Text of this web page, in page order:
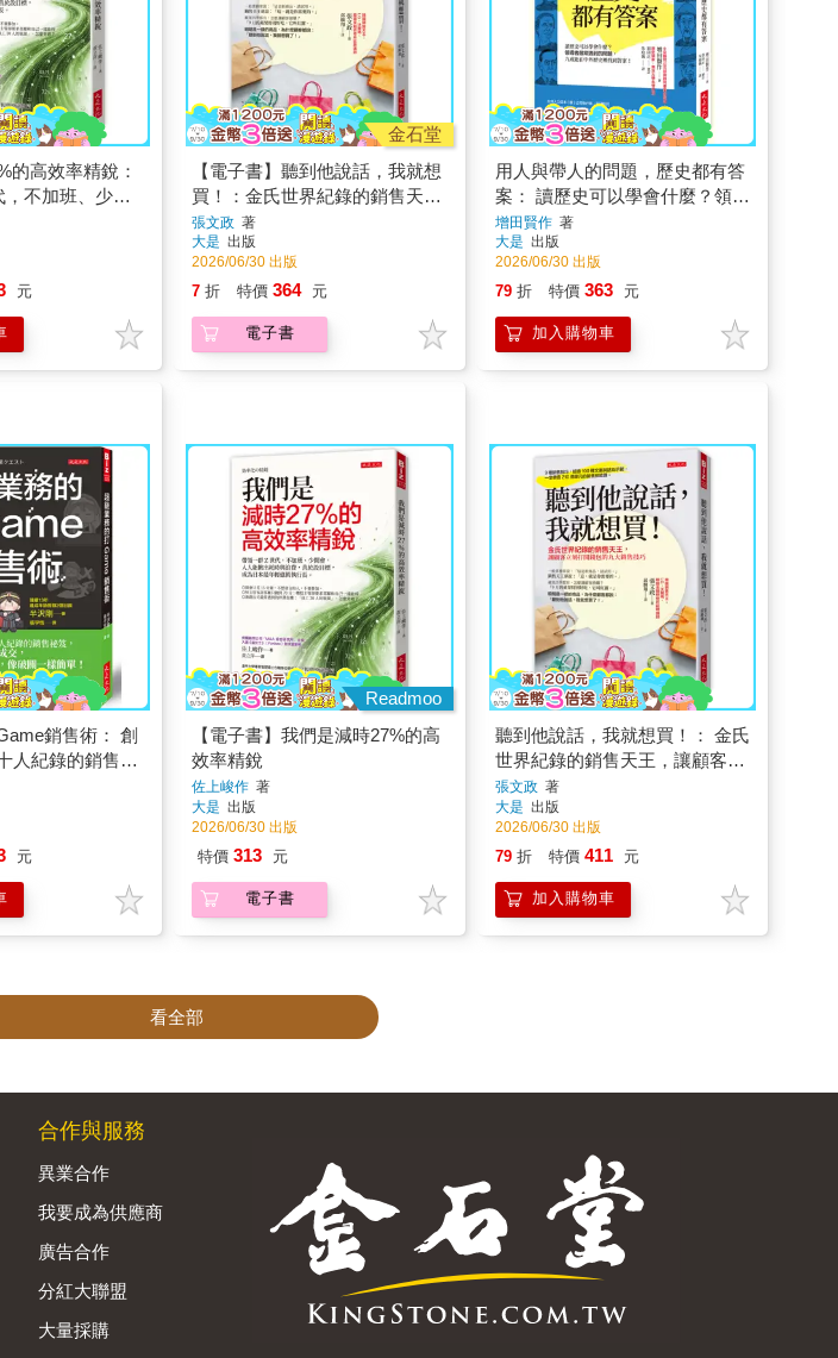
的高效率精銳：
不加班、少開
耗時與浪費，善
日本最年輕億萬
元
金石堂
【電子書】聽到他說話，我就想
買！：金氏世界紀錄的銷售天
王，讓顧客立刻打開錢包的九大
銷售技巧
張文政著
大是 出版
2026/06/30 出版
7 折 特價 364 元
電子書
用人與帶人的問題，歷史都有答
案： 讀歷史可以學會什麼？領導
者最常遇到的問題，九成能在中
外歷史裡找到答案！
增田賢作著
大是 出版
2026/06/30 出版
79 折 特價 363 元
加入購物車
銷售術： 創
人紀錄的銷售祕
導到成交，每一
破關一樣簡單！
元
Readmoo
【電子書】我們是減時27%的高
效率精銳
佐上峻作著
大是 出版
2026/06/30 出版
特價 313 元
電子書
聽到他說話，我就想買！： 金氏
世界紀錄的銷售天王，讓顧客立
刻打開錢包的九大銷售技巧
張文政著
大是 出版
2026/06/30 出版
79 折 特價 411 元
加入購物車
看全部
合作與服務
異業合作
我要成為供應商
廣告合作
分紅大聯盟
大量採購